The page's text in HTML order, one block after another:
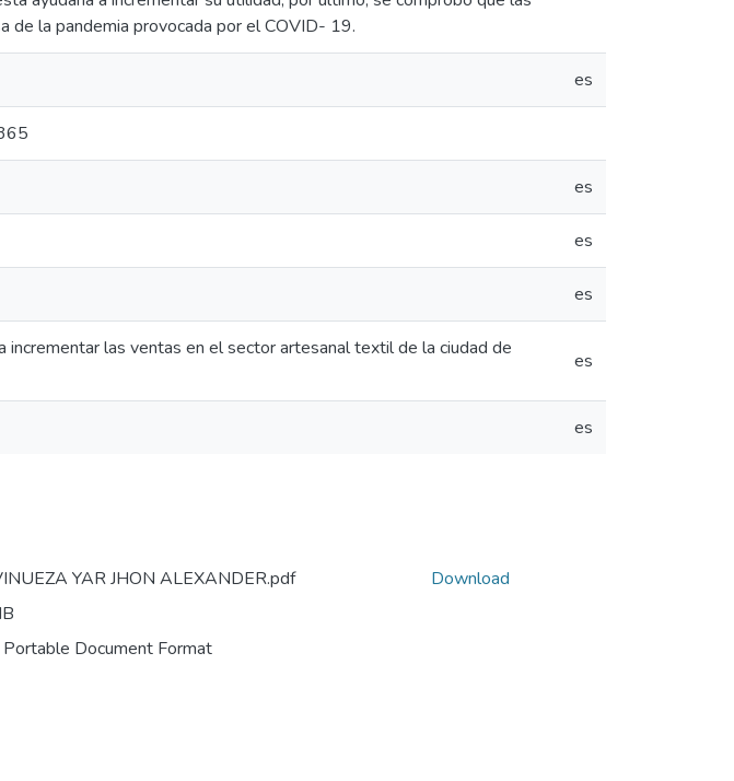
de la pandemia provocada por el COVID- 19.
es
es
es
es
las ventas en el sector artesanal textil de la ciudad de
es
es
YAR JHON ALEXANDER.pdf
Document Format
Download